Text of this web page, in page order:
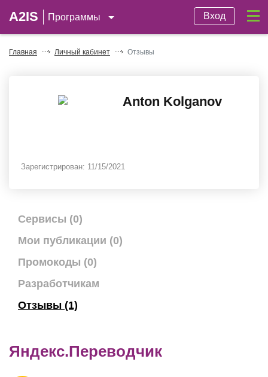
A2IS Программы Вход
Главная Личный кабинет Отзывы
Anton Kolganov
Зарегистрирован: 11/15/2021
Сервисы (0)
Мои публикации (0)
Промокоды (0)
Разработчикам
Отзывы (1)
Яндекс.Переводчик